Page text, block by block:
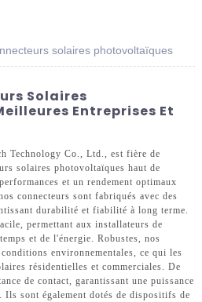
solaires photovoltaïques
Solaires
Entreprises Et
Technology Co., Ltd., est fière de
solaires photovoltaïques haut de
et un rendement optimaux
connecteurs sont fabriqués avec des
durabilité et fiabilité à long terme.
permettant aux installateurs de
et de l'énergie. Robustes, nos
environnementales, ce qui les
résidentielles et commerciales. De
de contact, garantissant une puissance
Ils sont également dotés de dispositifs de